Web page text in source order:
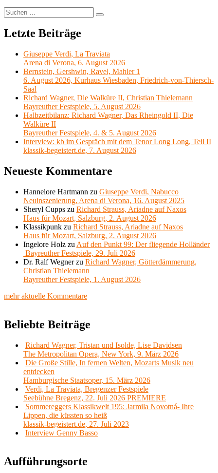
Suchen
nach:
Suchen
Letzte Beiträge
Giuseppe Verdi, La Traviata
Arena di Verona, 6. August 2026
Bernstein, Gershwin, Ravel, Mahler 1
6. August 2026, Kurhaus Wiesbaden, Friedrich-von-Thiersch-
Saal
Richard Wagner, Die Walküre II, Christian Thielemann
Bayreuther Festspiele, 5. August 2026
Halbzeitbilanz: Richard Wagner, Das Rheingold II, Die
Walküre II
Bayreuther Festspiele, 4. & 5. August 2026
Interview: kb im Gespräch mit dem Tenor Long Long, Teil II
klassik-begeistert.de, 7. August 2026
Neueste Kommentare
Hannelore Hartmann zu Giuseppe Verdi, Nabucco
Neuinszenierung, Arena di Verona, 16. August 2025
Sheryl Cupps zu Richard Strauss, Ariadne auf Naxos
Haus für Mozart, Salzburg, 2. August 2026
Klassikpunk zu Richard Strauss, Ariadne auf Naxos
Haus für Mozart, Salzburg, 2. August 2026
Ingelore Holz zu Auf den Punkt 99: Der fliegende Holländer
Bayreuther Festspiele, 29. Juli 2026
Dr. Ralf Wegnerzu Richard Wagner, Götterdämmerung,
Christian Thielemann
Bayreuther Festspiele, 1. August 2026
mehr aktuelle Kommentare
Beliebte Beiträge
Richard Wagner, Tristan und Isolde, Lise Davidsen
The Metropolitan Opera, New York, 9. März 2026
Die Große Stille, In fernen Welten, Mozarts Musik neu
entdecken
Hamburgische Staatsoper, 15. März 2026
Verdi, La Traviata, Bregenzer Festspiele
Seebühne Bregenz, 22. Juli 2026 PREMIERE
Sommereggers Klassikwelt 195: Jarmila Novotná- Ihre
Lippen, die küssten so heiß
klassik-begeistert.de, 27. Juli 2023
Interview Genny Basso
Aufführungsorte